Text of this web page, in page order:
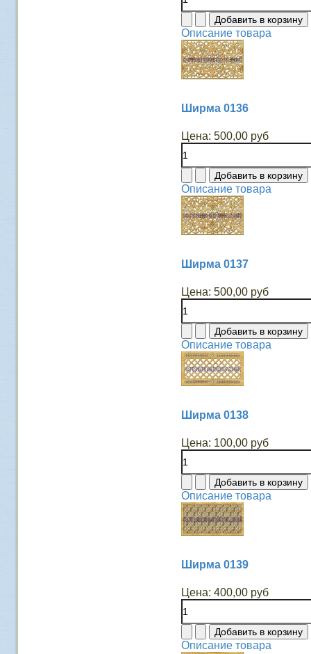
Описание товара
Ширма 0136
Цена: 500,00 руб
Описание товара
Ширма 0137
Цена: 500,00 руб
Описание товара
Ширма 0138
Цена: 100,00 руб
Описание товара
Ширма 0139
Цена: 400,00 руб
Описание товара